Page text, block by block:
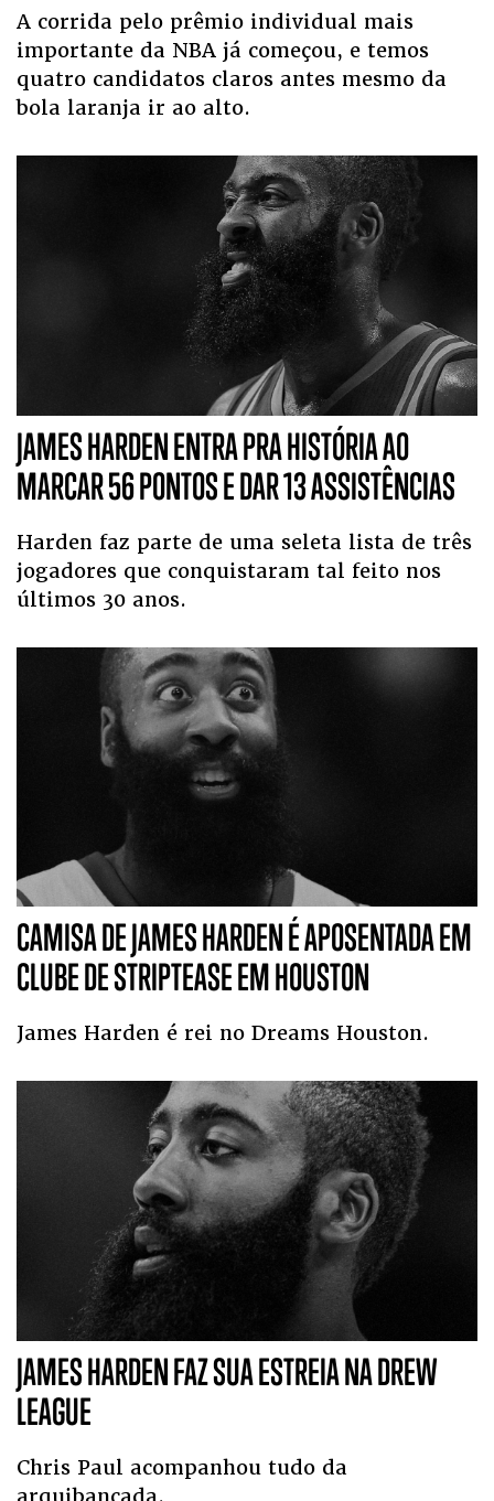
A corrida pelo prêmio individual mais
importante da NBA já começou, e temos
quatro candidatos claros antes mesmo da
bola laranja ir ao alto.
JAMES HARDEN ENTRA PRA HISTÓRIA AO
MARCAR 56 PONTOS E DAR 13 ASSISTÊNCIAS
Harden faz parte de uma seleta lista de três
jogadores que conquistaram tal feito nos
últimos 30 anos.
CAMISA DE JAMES HARDEN É APOSENTADA EM
CLUBE DE STRIPTEASE EM HOUSTON
James Harden é rei no Dreams Houston.
JAMES HARDEN FAZ SUA ESTREIA NA DREW
LEAGUE
Chris Paul acompanhou tudo da
arquibancada.